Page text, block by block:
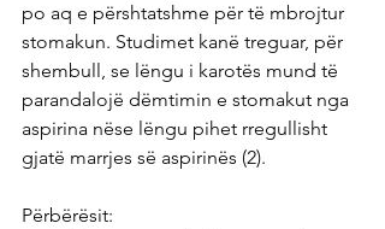
po aq e përshtatshme për të mbrojtur
stomakun. Studimet kanë treguar, për
shembull, se lëngu i karotës mund të
parandalojë dëmtimin e stomakut nga
aspirina nëse lëngu pihet rregullisht
gjatë marrjes së aspirinës (2).
Përbërësit: